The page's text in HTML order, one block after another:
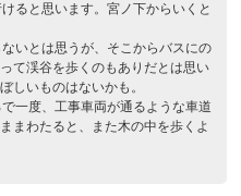
ると思います。宮ノ下からいくと
いとは思うが、そこからバスにの
て渓谷を歩くのもありだとは思い
しいものはないかも。
一度、工事車両が通るような車道
まわたると、また木の中を歩くよ